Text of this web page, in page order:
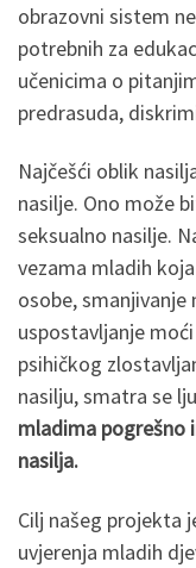
obrazovni sistem
potrebnih za
učenicima o
predrasuda,
Najčešći oblik
nasilje. Ono može
seksualno nasilje.
vezama mladih
osobe,
uspostavljanje
psihičkog
nasilju, smatra se
mladima pogrešno
nasilja.
Cilj našeg projekta
uvjerenja mladih